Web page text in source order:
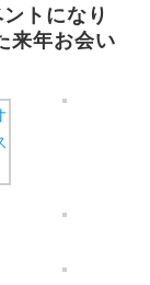
トになり
年お会い